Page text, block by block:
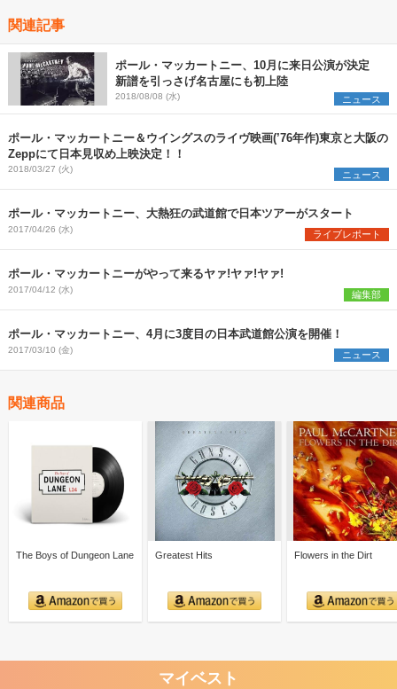
関連記事
ポール・マッカートニー、10月に来日公演が決定
新譜を引っさげ名古屋にも初上陸
2018/08/08 (水) ニュース
ポール・マッカートニー＆ウイングスのライヴ映画(’76年作)東京と大阪の
Zeppにて日本見収め上映決定！！
2018/03/27 (火) ニュース
ポール・マッカートニー、大熱狂の武道館で日本ツアーがスタート
2017/04/26 (水) ライブレポート
ポール・マッカートニーがやって来るヤァ!ヤァ!ヤァ!
2017/04/12 (水) 編集部
ポール・マッカートニー、4月に3度目の日本武道館公演を開催！
2017/03/10 (金) ニュース
関連商品
The Boys of Dungeon Lane Greatest Hits Flowers in the Dirt
マイベスト